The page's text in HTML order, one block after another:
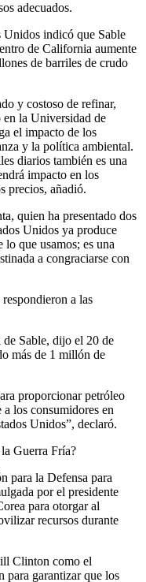
adecuados.
Unidos indicó que Sable
de California aumente
de barriles de crudo
y costoso de refinar,
en la Universidad de
el impacto de los
y la política ambiental.
diarios también es una
impacto en los
precios, añadió.
quien ha presentado dos
Unidos ya produce
que usamos; es una
a congraciarse con
a las
Sable, dijo el 20 de
más de 1 millón de
proporcionar petróleo
a los consumidores en
Unidos”, declaró.
Guerra Fría?
para la Defensa para
por el presidente
para otorgar al
recursos durante
Clinton como el
para garantizar que los